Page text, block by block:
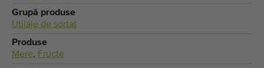
Grupă produse
Utilaje de sortat
Produse
Mere, Fructe